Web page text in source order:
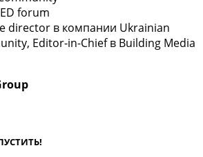
forum
director в компании Ukrainian
Editor-in-Chief в Building Media